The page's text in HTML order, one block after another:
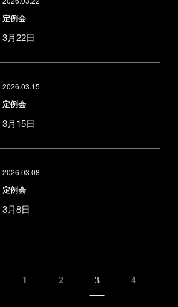
定例会
3月22日
2026.03.15
定例会
3月15日
2026.03.08
定例会
3月8日
1 2 3 4